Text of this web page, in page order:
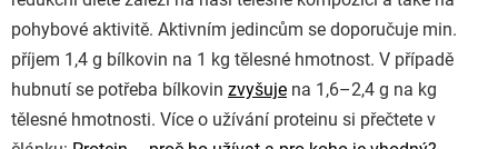
pohybové aktivitě. Aktivním jedincům se doporučuje min.
příjem 1,4 g bílkovin na 1 kg tělesné hmotnost. V případě
hubnutí se potřeba bílkovin zvyšuje na 1,6–2,4 g na kg
tělesné hmotnosti. Více o užívání proteinu si přečtete v